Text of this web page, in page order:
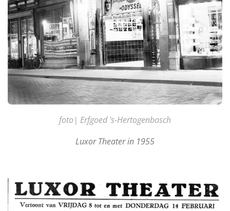
foto| Erfgoed 's-Hertogenbosch
Luxor Theater in 1955